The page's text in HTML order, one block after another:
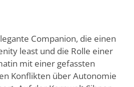
Companion, die einen
least und die Rolle einer
mit einer gefassten
Konflikten über Autonomie